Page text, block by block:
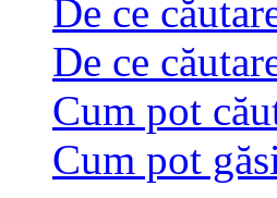
De ce
De ce
Cum pot
Cum pot